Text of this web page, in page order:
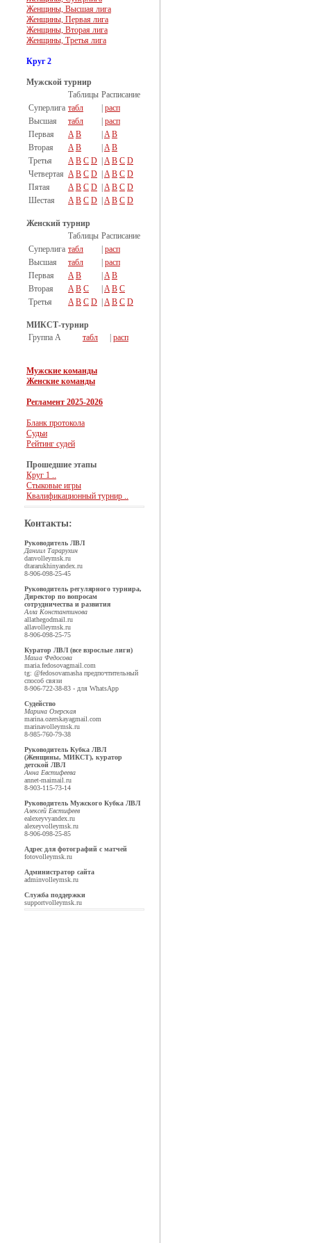
Женщины, Высшая лига
Женщины, Первая лига
Женщины, Вторая лига
Женщины, Третья лига
Круг 2
Мужской турнир
Таблицы Расписание
Суперлига табл
расп
Высшая
табл
расп
Первая
A B A B
Вторая
A B A B
Третья
A B C D A B C D
Четвертая A B C D A B C D
Пятая
A B C D A B C D
Шестая
A B C D A B C D
Женский турнир
Таблицы Расписание
Суперлига табл
расп
Высшая
табл
расп
Первая
A B A B
Вторая
A B C A B C
Третья
A B C D A B C D
МИКСТ-турнир
Группа А
табл расп
Мужские команды
Женские команды
Регламент 2025-2026
Бланк протокола
Судьи
Рейтинг судей
Прошедшие этапы
Круг 1 ..
Стыковые игры
Квалификационный турнир ..
Контакты:
Руководитель ЛВЛ
Даниил Тарарухин
danvolleymsk.ru
dtararukhinyandex.ru
8-906-098-25-45
Руководитель регулярного турнира,
Директор по вопросам
сотрудничества и развития
Алла Константинова
allathegodmail.ru
allavolleymsk.ru
8-906-098-25-75
Куратор ЛВЛ (все взрослые лиги)
Маша Федосова
maria.fedosovagmail.com
tg: @fedosovamasha предпочтительный
способ связи
8-906-722-38-83 - для WhatsApp
Судейство
Марина Озерская
marina.ozerskayagmail.com
marinavolleymsk.ru
8-985-760-79-38
Руководитель Кубка ЛВЛ
(Женщины, МИКСТ), куратор
детской ЛВЛ
Анна Евстифеева
annet-maimail.ru
8-903-115-73-14
Руководитель Мужского Кубка ЛВЛ
Алексей Евстифеев
ealexeyvyandex.ru
alexeyvolleymsk.ru
8-906-098-25-85
Адрес для фотографий с матчей
fotovolleymsk.ru
Администратор сайта
adminvolleymsk.ru
Служба поддержки
supportvolleymsk.ru